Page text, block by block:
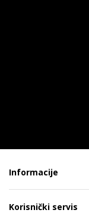
Informacije
Korisnički servis